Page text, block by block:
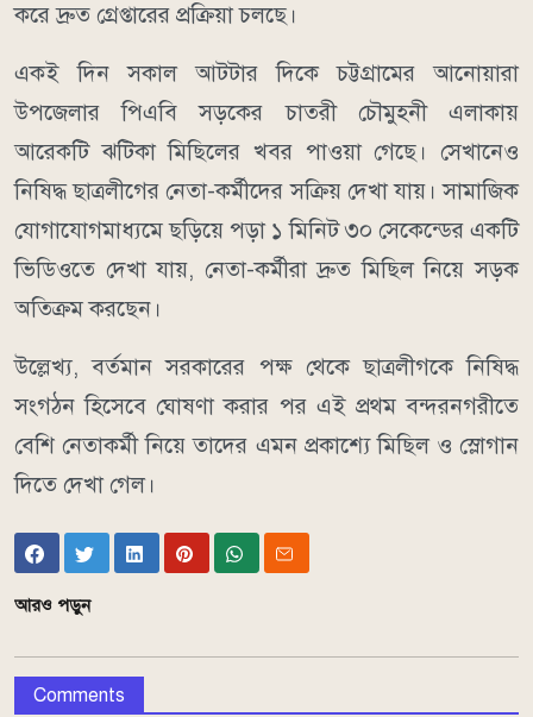
করে দ্রুত গ্রেপ্তারের প্রক্রিয়া চলছে।
একই দিন সকাল আটটার দিকে চট্টগ্রামের আনোয়ারা
উপজেলার পিএবি সড়কের চাতরী চৌমুহনী এলাকায়
আরেকটি ঝটিকা মিছিলের খবর পাওয়া গেছে। সেখানেও
নিষিদ্ধ ছাত্রলীগের নেতা-কর্মীদের সক্রিয় দেখা যায়। সামাজিক
যোগাযোগমাধ্যমে ছড়িয়ে পড়া ১ মিনিট ৩০ সেকেন্ডের একটি
ভিডিওতে দেখা যায়, নেতা-কর্মীরা দ্রুত মিছিল নিয়ে সড়ক
অতিক্রম করছেন।
উল্লেখ্য, বর্তমান সরকারের পক্ষ থেকে ছাত্রলীগকে নিষিদ্ধ
সংগঠন হিসেবে ঘোষণা করার পর এই প্রথম বন্দরনগরীতে
বেশি নেতাকর্মী নিয়ে তাদের এমন প্রকাশ্যে মিছিল ও স্লোগান
দিতে দেখা গেল।
আরও পড়ুন
Comments